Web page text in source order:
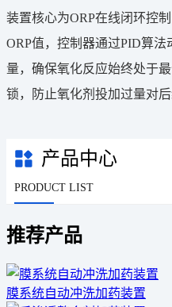
装置核心为ORP在线闭环控
ORP值，控制器通过PID算
量，确保氧化反应始终处于
锁，防止氧化剂投加过量对后
产品中心
PRODUCT LIST
推荐产品
膜系统自动冲洗加药装置